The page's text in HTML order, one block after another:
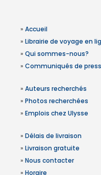
» Accueil
» Librairie de voyage en
» Qui sommes-nous?
» Communiqués de
» Auteurs recherchés
» Photos recherchées
» Emplois chez Ulysse
» Délais de livraison
» Livraison gratuite
» Nous contacter
» Horaire